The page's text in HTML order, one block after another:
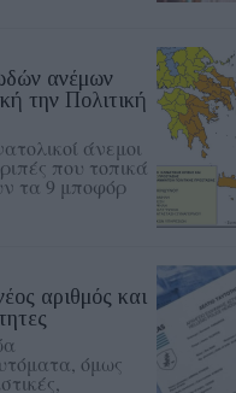
ανέμων
την Πολιτική
άνεμοι
που τοπικά
τα 9 μποφόρ
αριθμός και
όμως